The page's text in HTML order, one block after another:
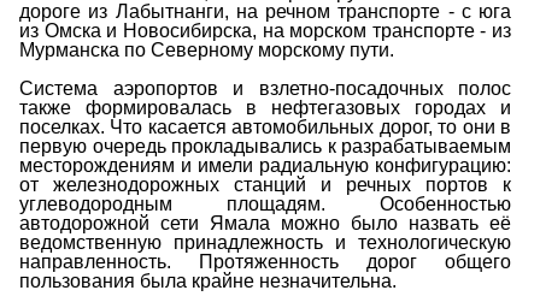
дороге из Лабытнанги, на речном транспорте - с юга
из Омска и Новосибирска, на морском транспорте - из
Мурманска по Северному морскому пути.
Система аэропортов и взлетно-посадочных полос
также формировалась в нефтегазовых городах и
поселках. Что касается автомобильных дорог, то они в
первую очередь прокладывались к разрабатываемым
месторождениям и имели радиальную конфигурацию:
от железнодорожных станций и речных портов к
углеводородным площадям. Особенностью
автодорожной сети Ямала можно было назвать её
ведомственную принадлежность и технологическую
направленность. Протяженность дорог общего
пользования была крайне незначительна.